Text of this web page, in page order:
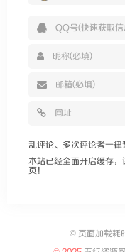
乱评论、多次评论者一律
本站已经全面开启缓存
页！
© 页面加载耗